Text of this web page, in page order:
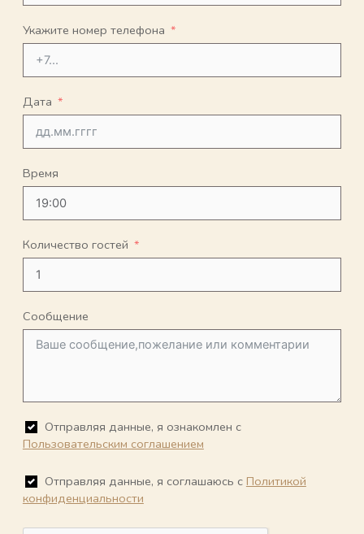
Укажите номер телефона
Дата
Время
Количество гостей
Сообщение
Отправляя данные, я ознакомлен с
Пользовательским соглашением
Отправляя данные, я соглашаюсь с Политикой
конфиденциальности